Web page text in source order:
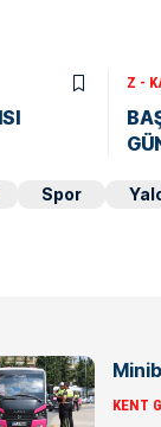
Z -
Spor
KENT